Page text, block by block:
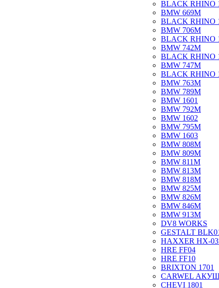
BLACK RHINO
BMW 669M
BLACK RHINO
BMW 706M
BLACK RHINO
BMW 742M
BLACK RHINO
BMW 747M
BLACK RHINO
BMW 763M
BMW 789M
BMW 1601
BMW 792M
BMW 1602
BMW 795M
BMW 1603
BMW 808M
BMW 809M
BMW 811M
BMW 813M
BMW 818M
BMW 825M
BMW 826M
BMW 846M
BMW 913M
DV8 WORKS
GESTALT
HAXXER HX-
HRE FF04
HRE FF10
BRIXTON 1701
CARWEL
CHEVI 1801